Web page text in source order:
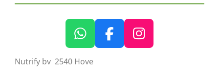
W
h
a
F
a
I
n
Nutrify bv 2540 Hove